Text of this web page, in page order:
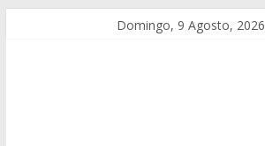
Domingo, 9 Agosto, 2026